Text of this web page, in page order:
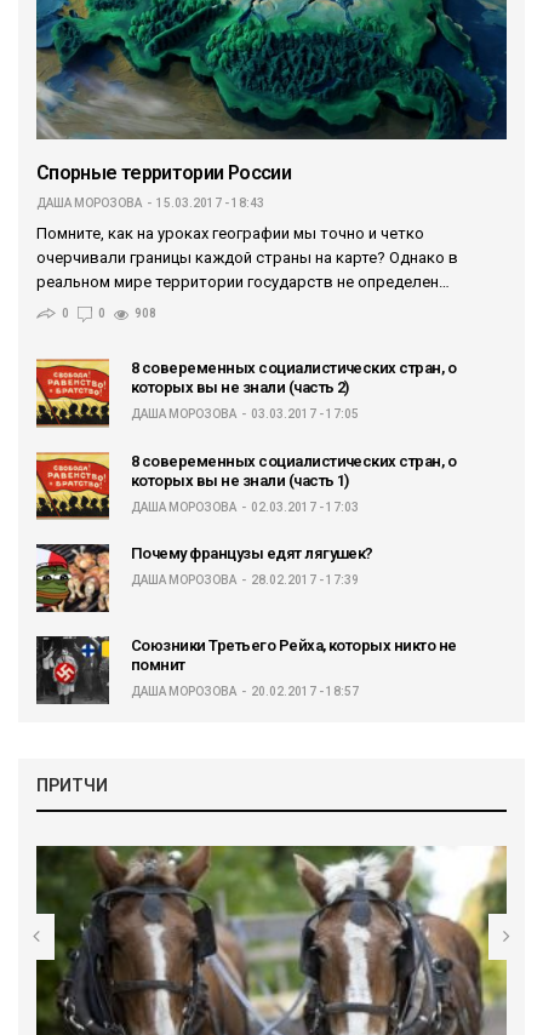
Спорные территории России
ДАША МОРОЗОВА 15.03.2017 - 18:43
Помните, как на уроках географии мы точно и четко
очерчивали границы каждой страны на карте? Однако в
реальном мире территории государств не определен…
0 0 908
8 совеременных социалистических стран, о
которых вы не знали (часть 2)
ДАША МОРОЗОВА 03.03.2017 - 17:05
8 совеременных социалистических стран, о
которых вы не знали (часть 1)
ДАША МОРОЗОВА 02.03.2017 - 17:03
Почему французы едят лягушек?
ДАША МОРОЗОВА 28.02.2017 - 17:39
Союзники Третьего Рейха, которых никто не
помнит
ДАША МОРОЗОВА 20.02.2017 - 18:57
ПРИТЧИ